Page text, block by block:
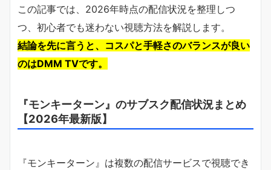
この記事では、2026年時点の配信状況を整理しつ
つ、初心者でも迷わない視聴方法を解説します。
結論を先に言うと、コスパと手軽さのバランスが良い
のはDMM TVです。
『モンキーターン』のサブスク配信状況まとめ
【2026年最新版】
『モンキーターン』は複数の配信サービスで視聴でき